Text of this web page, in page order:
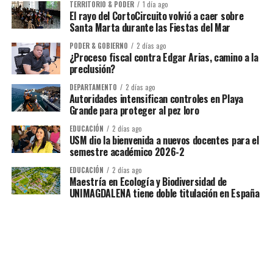
TERRITORIO & PODER 1 día ago
El rayo del CortoCircuito volvió a caer sobre
Santa Marta durante las Fiestas del Mar
PODER & GOBIERNO 2 días ago
¿Proceso fiscal contra Edgar Arias, camino a la
preclusión?
DEPARTAMENTO 2 días ago
Autoridades intensifican controles en Playa
Grande para proteger al pez loro
EDUCACIÓN 2 días ago
USM dio la bienvenida a nuevos docentes para el
semestre académico 2026-2
EDUCACIÓN 2 días ago
Maestría en Ecología y Biodiversidad de
UNIMAGDALENA tiene doble titulación en España